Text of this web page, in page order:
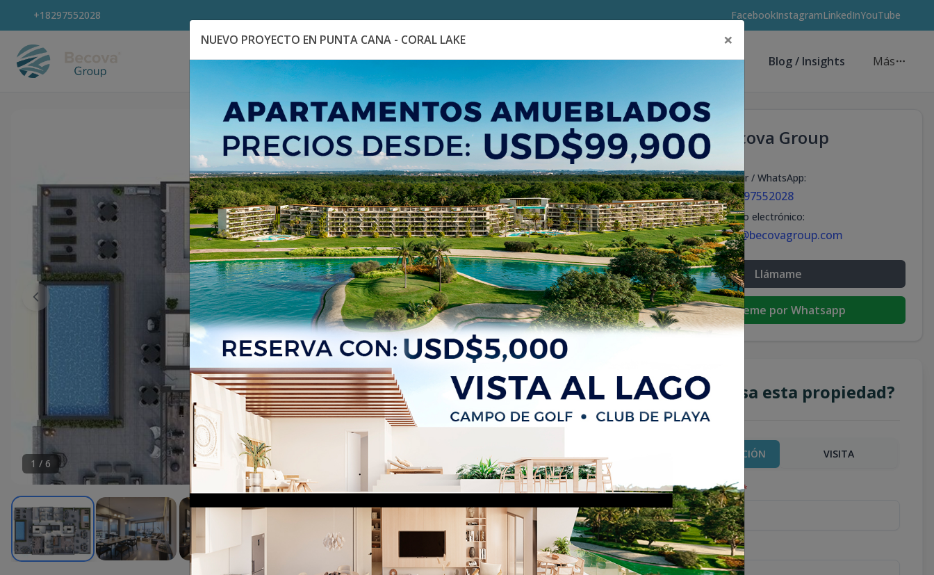
+18297552028 FacebookInstagramLinkedInYouTube
Explora Propiedades Catálogo de Proyectos Guía de inversión Asesores de Inversión Blog / Insights Más
1 / 6
Becova Group
Celular / WhatsApp:
+18297552028
Correo electrónico:
info@becovagroup.com
Llámame
Escribeme por Whatsapp
¿Te interesa esta propiedad?
MÁS INFORMACIÓN VISITA
Nombre completo*
Teléfono*
NUEVO PROYECTO EN PUNTA CANA - CORAL LAKE ×